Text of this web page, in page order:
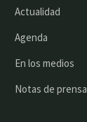
Actualidad
Agenda
En los medios
Notas de prensa